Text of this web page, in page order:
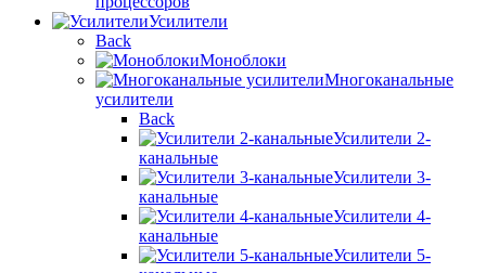
Усилители
Back
Моноблоки
Многоканальные
усилители
Back
Усилители 2-
канальные
Усилители 3-
канальные
Усилители 4-
канальные
Усилители 5-